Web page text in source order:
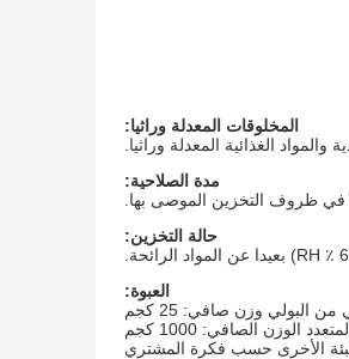
المخلوقات المعدلة وراثيا:
مدة الصلاحية:
حالة التخزين:
العبوة: